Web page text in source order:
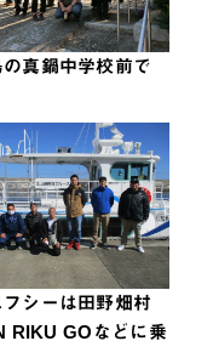
真鍋中学校前で
シーは田野畑村
RIKU GOなどに乗